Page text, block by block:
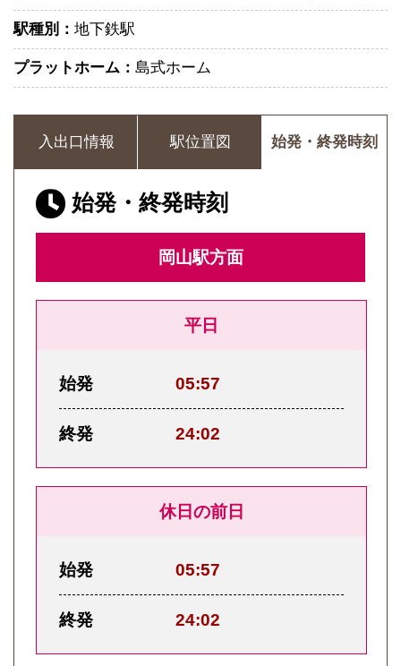
駅種別： 地下鉄駅
プラットホーム： 島式ホーム
入出口情報 駅位置図 始発・終発時刻
始発・終発時刻
岡山駅方面
平日
始発 05:57
終発 24:02
休日の前日
始発 05:57
終発 24:02